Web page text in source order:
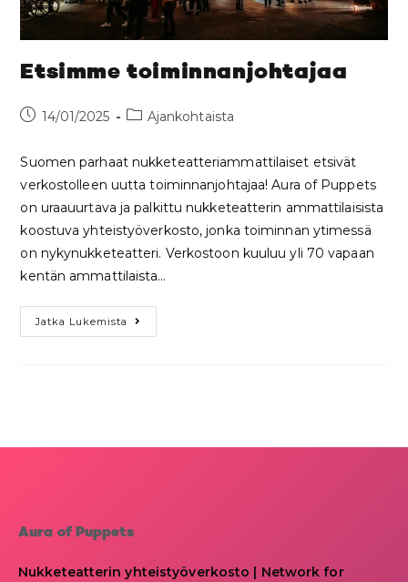
Etsimme toiminnanjohtajaa
14/01/2025 Ajankohtaista
Suomen parhaat nukketeatteriammattilaiset etsivät
verkostolleen uutta toiminnanjohtajaa! Aura of Puppets
on uraauurtava ja palkittu nukketeatterin ammattilaisista
koostuva yhteistyöverkosto, jonka toiminnan ytimessä
on nykynukketeatteri. Verkostoon kuuluu yli 70 vapaan
kentän ammattilaista…
Jatka Lukemista
Aura of Puppets
Nukketeatterin yhteistyöverkosto | Network for